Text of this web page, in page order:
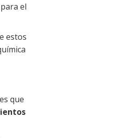
el
estos
que